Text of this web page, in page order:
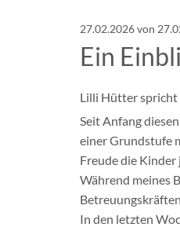
27.02.2026von
Ein
Lilli Hütter spricht
Seit Anfang
einer Grundstufe
Freude die Kinder
Während meines
In den letzten